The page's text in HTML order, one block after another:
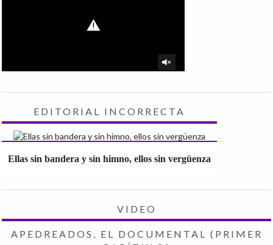
EDITORIAL INCORRECTA
Ellas sin bandera y sin himno, ellos sin vergüenza
VIDEO
APEDREADOS, EL DOCUMENTAL (PRIMER